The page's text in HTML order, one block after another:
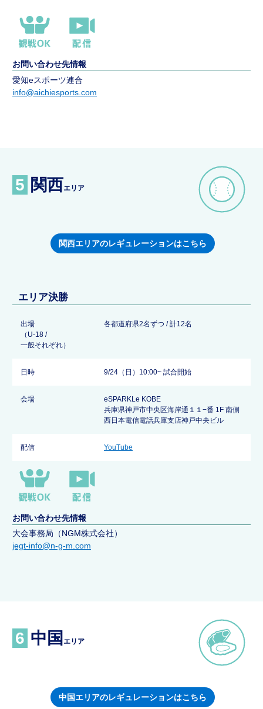
お問い合わせ先情報
愛知eスポーツ連合
info@aichiesports.com
5 関西エリア
関西エリアのレギュレーションはこちら
エリア決勝
出場
（U-18 /
一般それぞれ）
各都道府県2名ずつ / 計12名
日時 9/24（日）10:00~ 試合開始
会場
eSPARKLe KOBE
兵庫県神戸市中央区海岸通１１−番 1F 南側
西日本電信電話兵庫支店神戸中央ビル
配信 YouTube
お問い合わせ先情報
大会事務局（NGM株式会社）
jegt-info@n-g-m.com
6 中国 エリア
中国エリアのレギュレーションはこちら